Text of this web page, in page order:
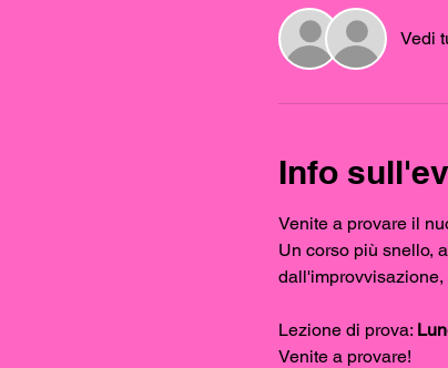
Vedi
Info
Venite a provare il
Un corso più snello,
Lezione di prova:
Venite a provare!